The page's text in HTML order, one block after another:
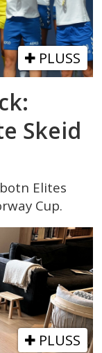
PLUSS
Skeid
Elites
Cup.
PLUSS